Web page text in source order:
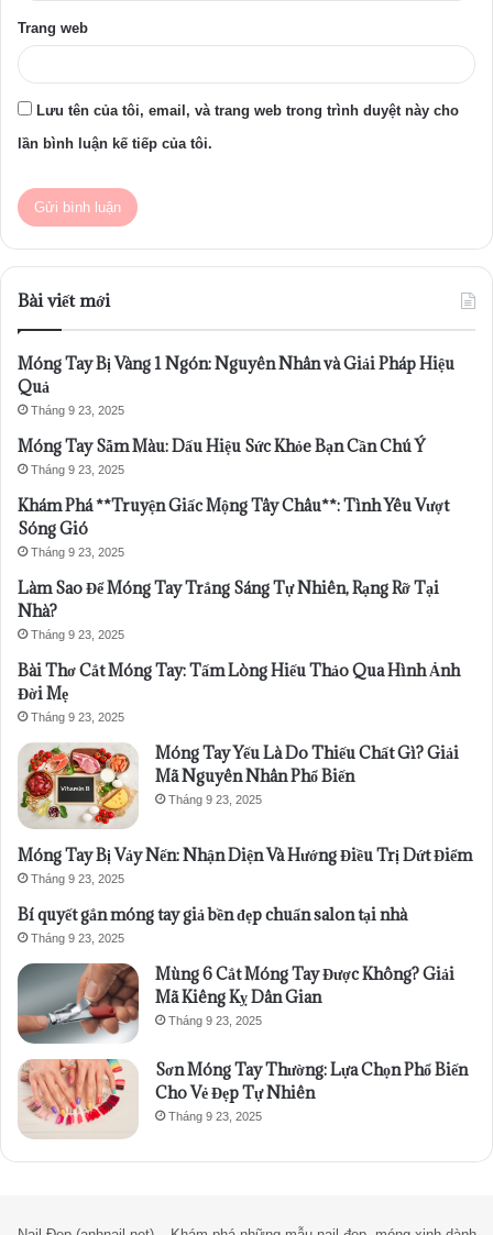
Trang web
Lưu tên của tôi, email, và trang web trong trình duyệt này cho
lần bình luận kế tiếp của tôi.
Bài viết mới
Móng Tay Bị Vàng 1 Ngón: Nguyên Nhân và Giải Pháp Hiệu
Quả
Tháng 9 23, 2025
Móng Tay Sẫm Màu: Dấu Hiệu Sức Khỏe Bạn Cần Chú Ý
Tháng 9 23, 2025
Khám Phá **Truyện Giấc Mộng Tây Châu**: Tình Yêu Vượt
Sóng Gió
Tháng 9 23, 2025
Làm Sao Để Móng Tay Trắng Sáng Tự Nhiên, Rạng Rỡ Tại
Nhà?
Tháng 9 23, 2025
Bài Thơ Cắt Móng Tay: Tấm Lòng Hiếu Thảo Qua Hình Ảnh
Đời Mẹ
Tháng 9 23, 2025
Móng Tay Yếu Là Do Thiếu Chất Gì? Giải
Mã Nguyên Nhân Phổ Biến
Tháng 9 23, 2025
Móng Tay Bị Vảy Nến: Nhận Diện Và Hướng Điều Trị Dứt Điểm
Tháng 9 23, 2025
Bí quyết gắn móng tay giả bền đẹp chuẩn salon tại nhà
Tháng 9 23, 2025
Mùng 6 Cắt Móng Tay Được Không? Giải
Mã Kiêng Kỵ Dân Gian
Tháng 9 23, 2025
Sơn Móng Tay Thường: Lựa Chọn Phổ Biến
Cho Vẻ Đẹp Tự Nhiên
Tháng 9 23, 2025